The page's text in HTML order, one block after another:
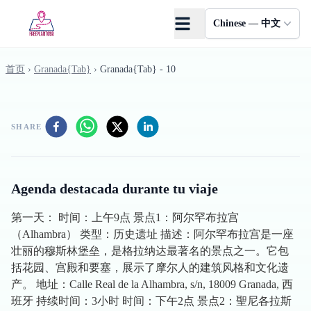
Chinese — 中文
首页 › Granada{Tab} › Granada{Tab} - 10
SHARE
Agenda destacada durante tu viaje
第一天： 时间：上午9点 景点1：阿尔罕布拉宫
（Alhambra） 类型：历史遗址 描述：阿尔罕布拉宫是一座
壮丽的穆斯林堡垒，是格拉纳达最著名的景点之一。它包
括花园、宫殿和要塞，展示了摩尔人的建筑风格和文化遗
产。 地址：Calle Real de la Alhambra, s/n, 18009 Granada, 西
班牙 持续时间：3小时 时间：下午2点 景点2：聖尼各拉斯